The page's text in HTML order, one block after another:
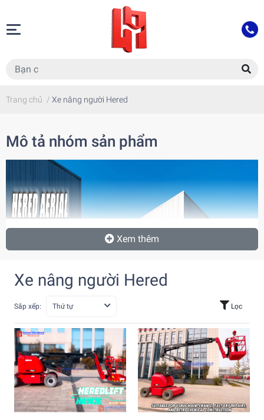
Trang chủ / Xe nâng người Hered
Mô tả nhóm sản phẩm
Xem thêm
Xe nâng người Hered
Sắp xếp: Thứ tự Lọc